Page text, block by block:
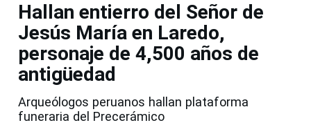
Hallan entierro del Señor de
Jesús María en Laredo,
personaje de 4,500 años de
antigüedad
Arqueólogos peruanos hallan plataforma
funeraria del Precerámico